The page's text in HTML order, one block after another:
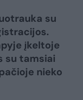
su
įkeltoje
su tamsiai
nieko